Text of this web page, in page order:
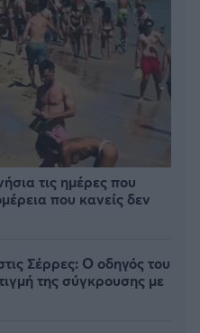
τις ημέρες που
που κανείς δεν
Σέρρες: Ο οδηγός του
της σύγκρουσης με